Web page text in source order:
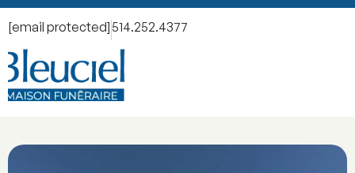
[email protected] 514.252.4377